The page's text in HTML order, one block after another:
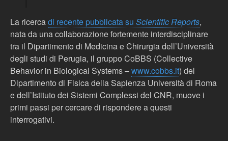
La ricercadi recente pubblicata su Scientific Reports,
nata da una collaborazione fortemente interdisciplinare
tra il Dipartimento di Medicina e Chirurgia dell’Università
degli studi di Perugia, il gruppo CoBBS (Collective
Behavior in Biological Systems –www.cobbs.it) del
Dipartimento di Fisica della Sapienza Università di Roma
e dell’Istituto dei Sistemi Complessi del CNR, muove i
primi passi per cercare di rispondere a questi
interrogativi.